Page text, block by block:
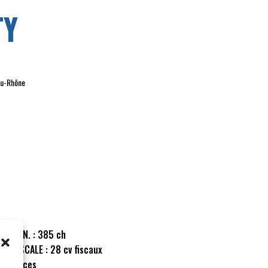
Rhône
DYN. : 385 ch
FISCALE : 28 cv fiscaux
5 places